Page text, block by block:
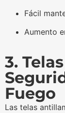
Fácil
Aumento
3.
Fuego
Las telas